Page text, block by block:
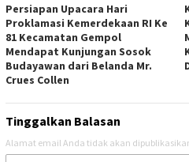
Persiapan Upacara Hari
Proklamasi Kemerdekaan RI Ke
81 Kecamatan Gempol
Mendapat Kunjungan Sosok
Budayawan dari Belanda Mr.
Crues Collen
Tinggalkan Balasan
Alamat email Anda tidak akan